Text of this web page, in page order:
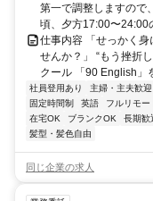
第一で調整しますので
頃、夕方17:00〜24:00
仕事内容 「せっかく
せんか？」 “もう挫折
クール 「90 English」
社員登用あり 主婦・主夫歓迎
固定時間制
英語 フルリモー
在宅OK
ブランクOK 長期歓
髪型・髪色自由
同じ企業の求人